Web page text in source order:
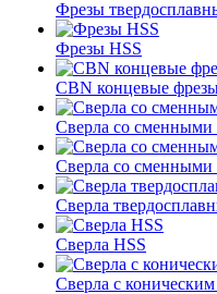
Фрезы
Фрезы HSS
CBN концевые
Сверла со сменными
Сверла со сменными
Сверла
Сверла HSS
Сверла с